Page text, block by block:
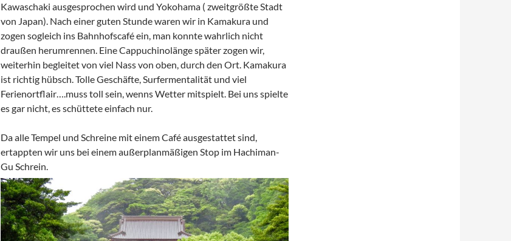
Kawaschaki ausgesprochen wird und Yokohama ( zweitgrößte Stadt
von Japan). Nach einer guten Stunde waren wir in Kamakura und
zogen sogleich ins Bahnhofscafé ein, man konnte wahrlich nicht
draußen herumrennen. Eine Cappuchinolänge später zogen wir,
weiterhin begleitet von viel Nass von oben, durch den Ort. Kamakura
ist richtig hübsch. Tolle Geschäfte, Surfermentalität und viel
Ferienortflair….muss toll sein, wenns Wetter mitspielt. Bei uns spielte
es gar nicht, es schüttete einfach nur.
Da alle Tempel und Schreine mit einem Café ausgestattet sind,
ertappten wir uns bei einem außerplanmäßigen Stop im Hachiman-
Gu Schrein.